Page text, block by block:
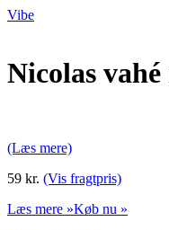
Vibe
Nicolas
(Læs mere)
59 kr. (Vis fragtpris)
Læs mere »Køb nu »